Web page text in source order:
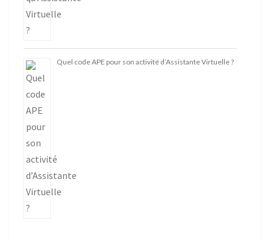
Quel code APE pour son activité d’Assistante Virtuelle ?